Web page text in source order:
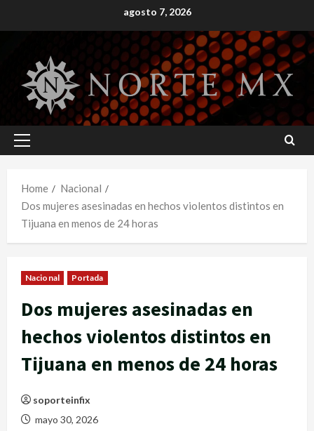
to
agosto 7, 2026
Primary
Home
Nacional
Dos mujeres asesinadas en hechos violentos distintos en
Tijuana en menos de 24 horas
Nacional Portada
Dos mujeres asesinadas en
hechos violentos distintos en
Tijuana en menos de 24 horas
soporteinfix
mayo 30, 2026